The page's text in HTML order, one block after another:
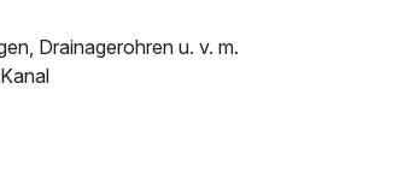
Drainagerohren u. v. m.